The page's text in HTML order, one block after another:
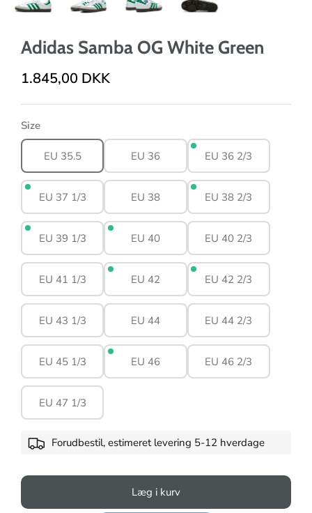
Adidas Samba OG White Green
1.845,00 DKK
Size
EU 35.5 EU 36 EU 36 2/3
EU 37 1/3 EU 38 EU 38 2/3
EU 39 1/3 EU 40 EU 40 2/3
EU 41 1/3 EU 42 EU 42 2/3
EU 43 1/3 EU 44 EU 44 2/3
EU 45 1/3 EU 46 EU 46 2/3
EU 47 1/3
Forudbestil, estimeret levering 5-12 hverdage
Læg i kurv